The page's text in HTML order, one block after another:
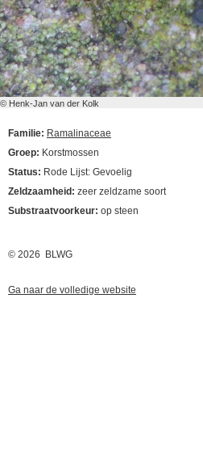
© Henk-Jan van der Kolk
Familie: Ramalinaceae
Groep: Korstmossen
Status: Rode Lijst: Gevoelig
Zeldzaamheid: zeer zeldzame soort
Substraatvoorkeur: op steen
© 2026 BLWG
Ga naar de volledige website